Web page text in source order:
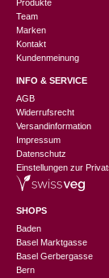
Produkte
Team
Marken
Kontakt
Kundenmeinung
INFO & SERVICE
AGB
Widerrufsrecht
Versandinformation
Impressum
Datenschutz
Einstellungen zur
SHOPS
Baden
Basel Marktgasse
Basel Gerbergasse
Bern